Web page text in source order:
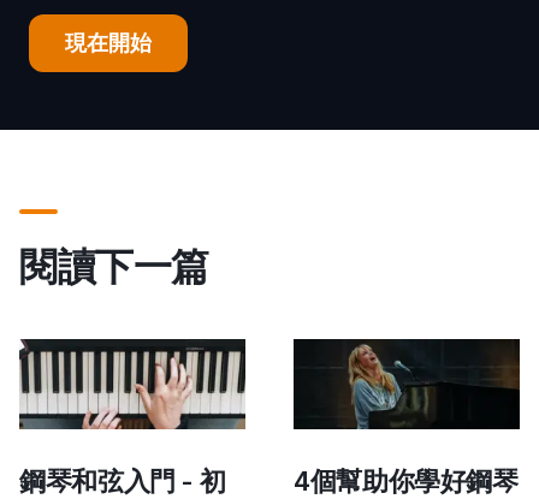
現在開始
閱讀下一篇
鋼琴和弦入門 - 初
4個幫助你學好鋼琴